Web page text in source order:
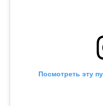
Посмотреть эту